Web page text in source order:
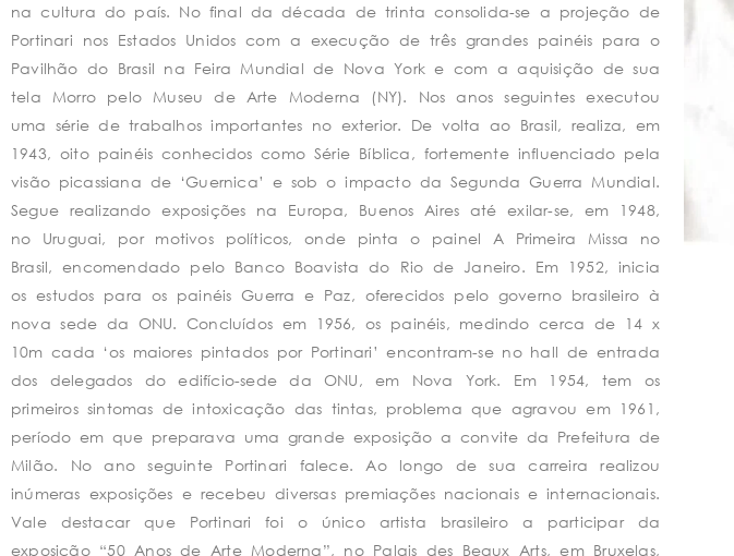
na cultura do país. No final da década de trinta consolida-se a projeção de
Portinari nos Estados Unidos com a execução de três grandes painéis para o
Pavilhão do Brasil na Feira Mundial de Nova York e com a aquisição de sua
tela Morro pelo Museu de Arte Moderna (NY). Nos anos seguintes executou
uma série de trabalhos importantes no exterior. De volta ao Brasil, realiza, em
1943, oito painéis conhecidos como Série Bíblica, fortemente influenciado pela
visão picassiana de ‘Guernica’ e sob o impacto da Segunda Guerra Mundial.
Segue realizando exposições na Europa, Buenos Aires até exilar-se, em 1948,
no Uruguai, por motivos políticos, onde pinta o painel A Primeira Missa no
Brasil, encomendado pelo Banco Boavista do Rio de Janeiro. Em 1952, inicia
os estudos para os painéis Guerra e Paz, oferecidos pelo governo brasileiro à
nova sede da ONU. Concluídos em 1956, os painéis, medindo cerca de 14 x
10m cada ‘os maiores pintados por Portinari’ encontram-se no hall de entrada
dos delegados do edifício-sede da ONU, em Nova York. Em 1954, tem os
primeiros sintomas de intoxicação das tintas, problema que agravou em 1961,
período em que preparava uma grande exposição a convite da Prefeitura de
Milão. No ano seguinte Portinari falece. Ao longo de sua carreira realizou
inúmeras exposições e recebeu diversas premiações nacionais e internacionais.
Vale destacar que Portinari foi o único artista brasileiro a participar da
exposição “50 Anos de Arte Moderna”, no Palais des Beaux Arts, em Bruxelas,